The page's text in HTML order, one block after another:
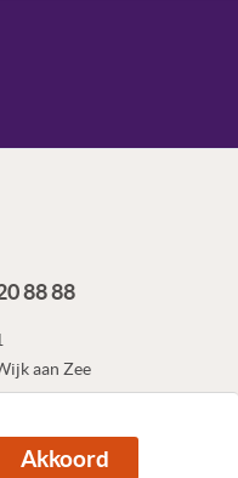
Akkoord
88 88
aan Zee
locaties